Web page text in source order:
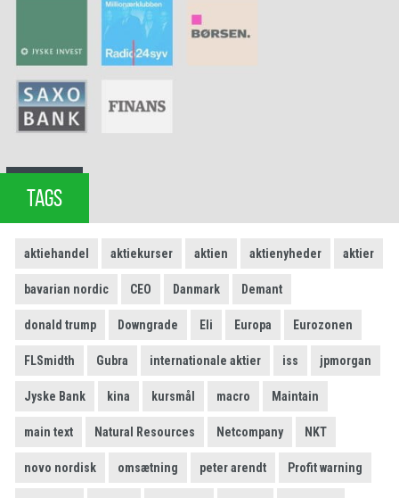
TAGS
aktiehandel aktiekurser aktien aktienyheder aktier
bavarian nordic CEO Danmark Demant
donald trump Downgrade Eli Europa Eurozonen
FLSmidth Gubra internationale aktier iss jpmorgan
Jyske Bank kina kursmål macro Maintain
main text Natural Resources Netcompany NKT
novo nordisk omsætning peter arendt Profit warning